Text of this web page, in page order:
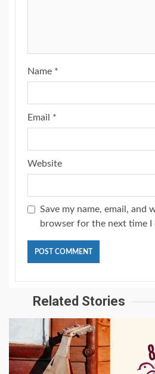
Name *
Email *
Website
Save my name, email, and
browser for the next time I
Related Stories